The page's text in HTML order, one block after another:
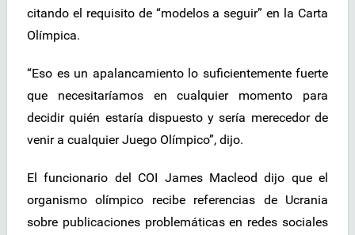
citando el requisito de “modelos a seguir” en la Carta
Olímpica.
“Eso es un apalancamiento lo suficientemente fuerte
que necesitaríamos en cualquier momento para
decidir quién estaría dispuesto y sería merecedor de
venir a cualquier Juego Olímpico”, dijo.
El funcionario del COI James Macleod dijo que el
organismo olímpico recibe referencias de Ucrania
sobre publicaciones problemáticas en redes sociales